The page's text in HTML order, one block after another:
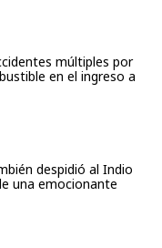
múltiples por
en el ingreso a
despidió al Indio
una emocionante